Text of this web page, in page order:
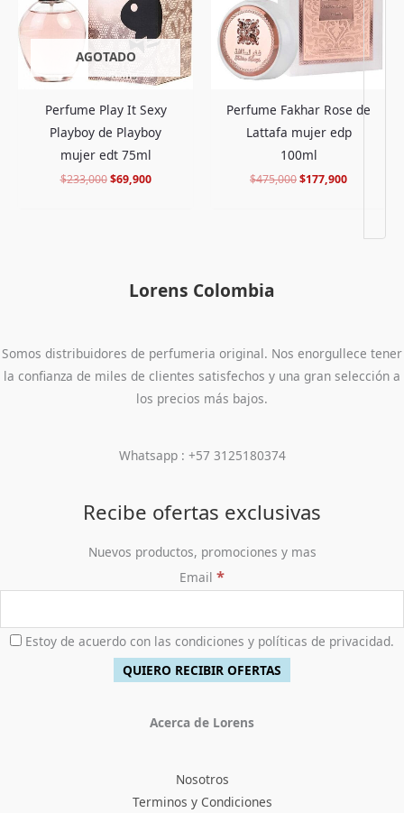
AGOTADO
Perfume Play It Sexy
Playboy de Playboy
mujer edt 75ml
$233,000 $69,900
Perfume Fakhar Rose de
Lattafa mujer edp
100ml
$475,000$177,900
Lorens Colombia
Somos distribuidores de perfumeria original. Nos enorgullece tener
la confianza de miles de clientes satisfechos y una gran selección a
los precios más bajos.
Whatsapp : +57 3125180374
Recibe ofertas exclusivas
Nuevos productos, promociones y mas
Email *
Estoy de acuerdo con las condiciones y políticas de privacidad.
Acerca de Lorens
Nosotros
Terminos y Condiciones